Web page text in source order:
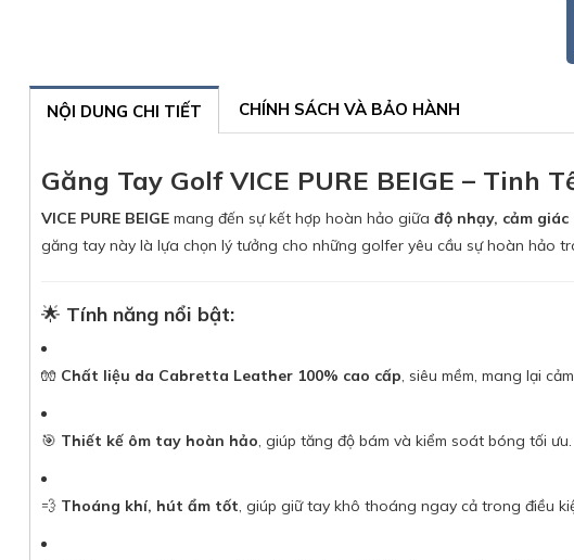
NỘI DUNG CHI TIẾT CHÍNH SÁCH VÀ BẢO HÀNH
Găng Tay Golf VICE PURE BEIGE – Tinh
VICE PURE BEIGE mang đến sự kết hợp hoàn hảo giữa độ nhạy, cảm
găng tay này là lựa chọn lý tưởng cho những golfer yêu cầu sự hoàn hảo
🌟 Tính năng nổi bật:
🧤 Chất liệu da Cabretta Leather 100% cao cấp, siêu mềm, mang lại
🎯 Thiết kế ôm tay hoàn hảo, giúp tăng độ bám và kiểm soát bóng tối ưu.
💨 Thoáng khí, hút ẩm tốt, giúp giữ tay khô thoáng ngay cả trong điều